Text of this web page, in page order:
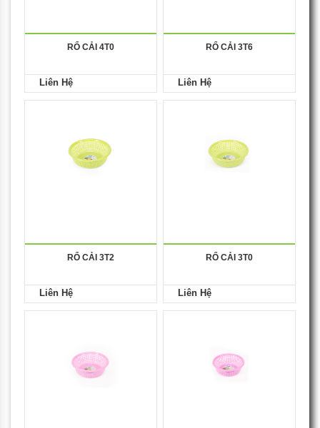
RỔ CẢI 4T0
Liên Hệ
RỔ CẢI 3T6
Liên Hệ
RỔ CẢI 3T2
Liên Hệ
RỔ CẢI 3T0
Liên Hệ